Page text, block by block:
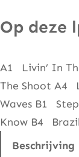
t
k
–
D
r
Op deze
A1 Livin’ In
The Shoot A4
Waves B1
Know B4
Beschrijving